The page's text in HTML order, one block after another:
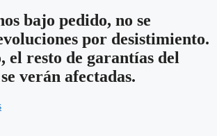
bajo pedido, no se
por desistimiento.
el resto de garantías del
verán afectadas.